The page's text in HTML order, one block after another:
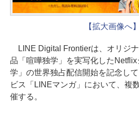
【拡大画像へ】
LINE Digital Frontierは、オリジ
品「喧嘩独学」を実写化した
学」の世界独占配信開始を記念し
ビス「LINEマンガ」において、複
催する。